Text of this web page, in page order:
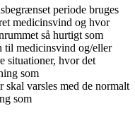
periode bruges
medicinsvind og hvor
så hurtigt som
til medicinsvind og/eller
situationer, hvor det
som
varsles med de normalt
som